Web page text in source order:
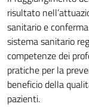
risultato
sanitario e
sistema sanitario
competenze dei
pratiche per la
beneficio della
pazienti.